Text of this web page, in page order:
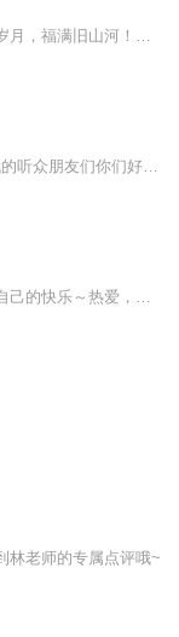
林老师的专属点评哦~